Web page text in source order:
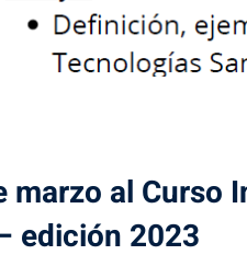
al Curso
edición 2023